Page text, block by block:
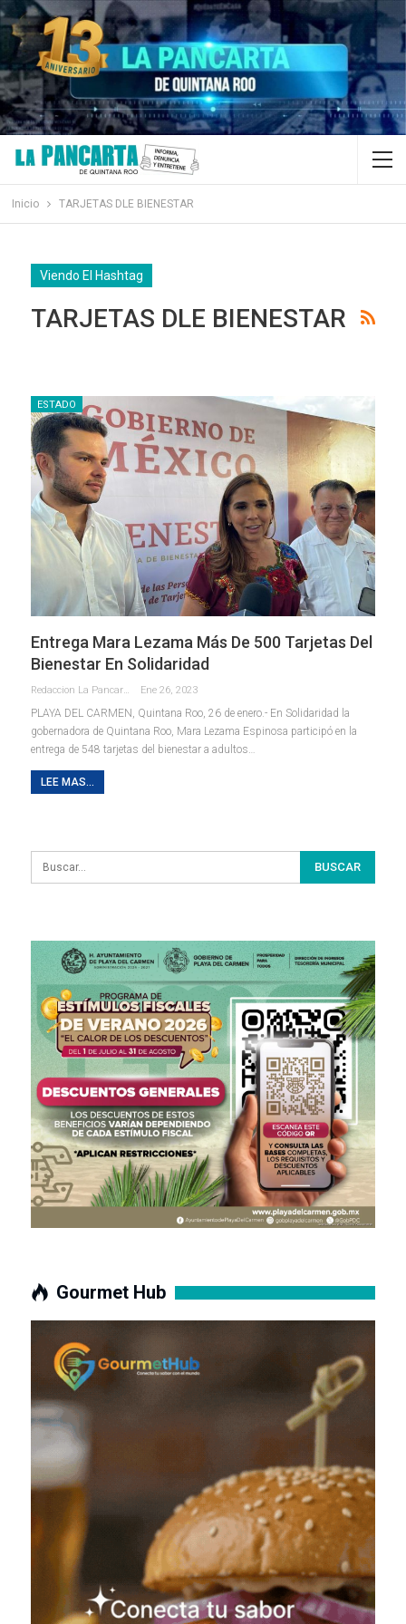
Inicio TARJETAS DLE BIENESTAR
Viendo El Hashtag
TARJETAS DLE BIENESTAR
ESTADO
Entrega Mara Lezama Más De 500 Tarjetas Del
Bienestar En Solidaridad
Redaccion La Pancarta De Quintana Roo Ene 26, 2023
PLAYA DEL CARMEN, Quintana Roo, 26 de enero.- En Solidaridad la
gobernadora de Quintana Roo, Mara Lezama Espinosa participó en la
entrega de 548 tarjetas del bienestar a adultos…
LEE MAS...
Gourmet Hub